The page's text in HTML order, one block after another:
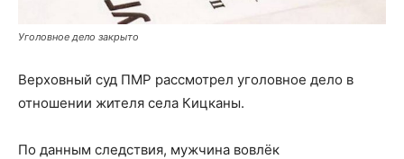
Уголовное дело закрыто
Верховный суд ПМР рассмотрел уголовное дело в
отношении жителя села Кицканы.
По данным следствия, мужчина вовлёк